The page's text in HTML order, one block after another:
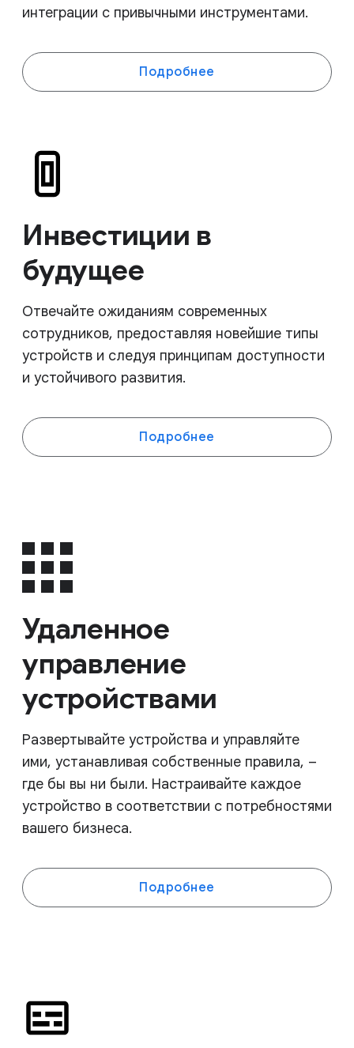
интеграции с привычными инструментами.
Подробнее
Инвестиции в
будущее
Отвечайте ожиданиям современных
сотрудников, предоставляя новейшие типы
устройств и следуя принципам доступности
и устойчивого развития.
Подробнее
Удаленное
управление
устройствами
Развертывайте устройства и управляйте
ими, устанавливая собственные правила, –
где бы вы ни были. Настраивайте каждое
устройство в соответствии с потребностями
вашего бизнеса.
Подробнее